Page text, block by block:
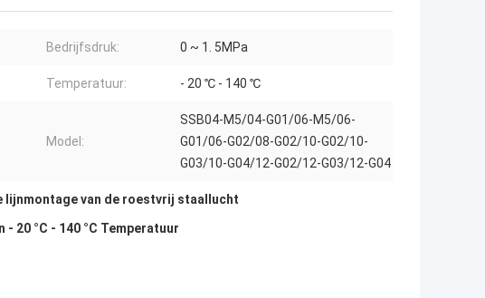
Bedrijfsdruk: 0 ~ 1. 5MPa
Temperatuur: - 20 ℃ - 140 ℃
Model:
SSB04-M5/04-G01/06-M5/06-
G01/06-G02/08-G02/10-G02/10-
G03/10-G04/12-G02/12-G03/12-G04
lijnmontage van de roestvrij staallucht
20 °C - 140 °C Temperatuur